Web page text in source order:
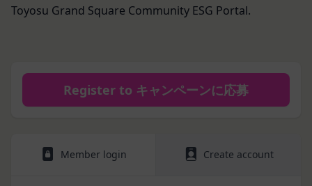
Toyosu Grand Square Community ESG Portal.
Register to キャンペーンに応募
Member login Create account
する義務並びにその他一切の義務を負わないものと
ト、デザイン、写真、画像、ロゴ、アイコン、映
像、プログラム等（以下「コンテンツ」といいま
る者に帰属するものであり、会員はこれらの権利を